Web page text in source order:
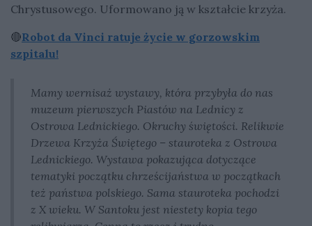
Chrystusowego. Uformowano ją w kształcie krzyża.
🔴Robot da Vinci ratuje życie w gorzowskim
szpitalu!
Mamy wernisaż wystawy, która przybyła do nas
muzeum pierwszych Piastów na Lednicy z
Ostrowa Lednickiego. Okruchy świętości. Relikwie
Drzewa Krzyża Świętego – stauroteka z Ostrowa
Lednickiego. Wystawa pokazująca dotyczące
tematyki początku chrześcijaństwa w początkach
też państwa polskiego. Sama stauroteka pochodzi
z X wieku. W Santoku jest niestety kopia tego